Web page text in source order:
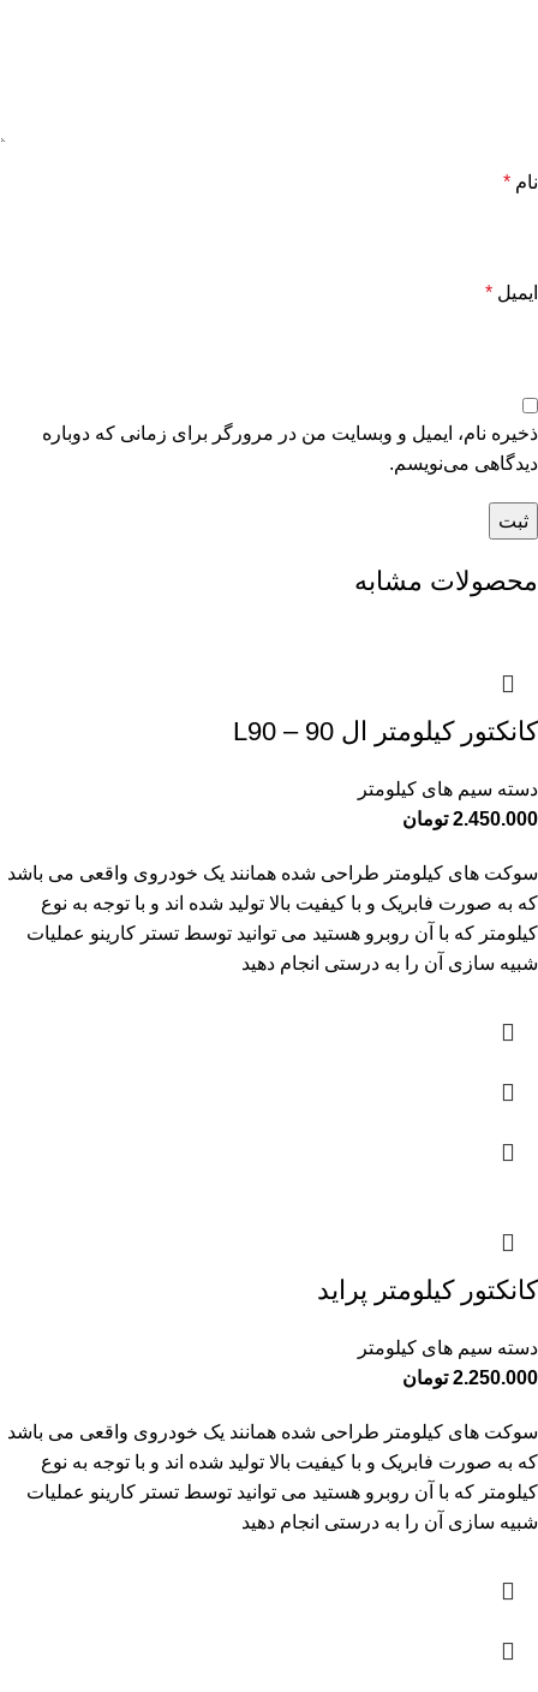
نام *
ایمیل *
ذخیره نام، ایمیل و وبسایت من در مرورگر برای زمانی که دوباره
دیدگاهی می‌نویسم.
محصولات مشابه
کانکتور کیلومتر ال 90 – L90
دسته سیم های کیلومتر
2.450.000 تومان
سوکت های کیلومتر طراحی شده همانند یک خودروی واقعی می باشد
که به صورت فابریک و با کیفیت بالا تولید شده اند و با توجه به نوع
کیلومتر که با آن روبرو هستید می توانید توسط تستر کارینو عملیات
شبیه سازی آن را به درستی انجام دهید
کانکتور کیلومتر پراید
دسته سیم های کیلومتر
2.250.000 تومان
سوکت های کیلومتر طراحی شده همانند یک خودروی واقعی می باشد
که به صورت فابریک و با کیفیت بالا تولید شده اند و با توجه به نوع
کیلومتر که با آن روبرو هستید می توانید توسط تستر کارینو عملیات
شبیه سازی آن را به درستی انجام دهید